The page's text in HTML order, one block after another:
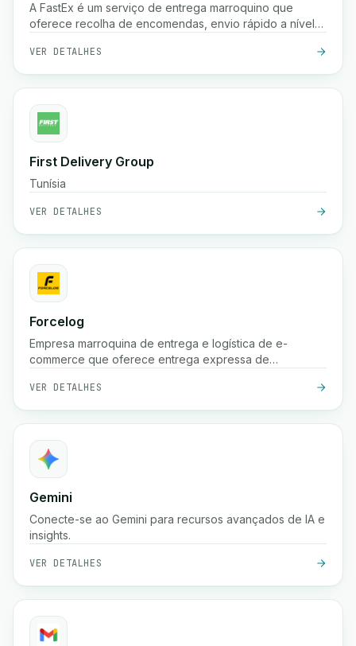
A FastEx é um serviço de entrega marroquino que
oferece recolha de encomendas, envio rápido a nível
real para empresas e lojas online.
VER DETALHES
First Delivery Group
Tunísia
VER DETALHES
Forcelog
Empresa marroquina de entrega e logística de e-
commerce que oferece entrega expressa de
cidades, 48 horas nas cidades menores), recolha
gratuita, armazenamento, embalagem e serviços de
rastreamento em todo o país.
VER DETALHES
Gemini
Conecte-se ao Gemini para recursos avançados de IA e
insights.
VER DETALHES